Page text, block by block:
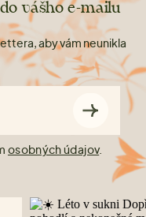
vášho e-mailu
aby vám neunikla
osobných údajov.